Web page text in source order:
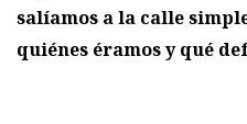
salíamos a la calle
quiénes éramos y qué